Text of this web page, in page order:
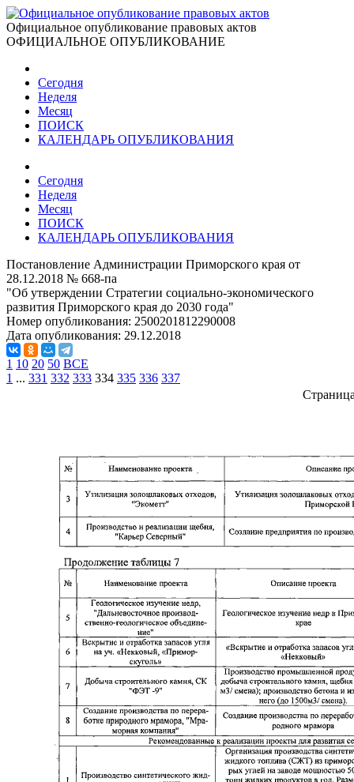
Официальное опубликование правовых актов
ОФИЦИАЛЬНОЕ ОПУБЛИКОВАНИЕ
Сегодня
Неделя
Месяц
ПОИСК
КАЛЕНДАРЬ ОПУБЛИКОВАНИЯ
Сегодня
Неделя
Месяц
ПОИСК
КАЛЕНДАРЬ ОПУБЛИКОВАНИЯ
Постановление Администрации Приморского края от
28.12.2018 № 668-па
"Об утверждении Стратегии социально-экономического
развития Приморского края до 2030 года"
Номер опубликования: 2500201812290008
Дата опубликования: 29.12.2018
1 10 20 50 ВСЕ
1 ... 331 332 333 334 335 336 337